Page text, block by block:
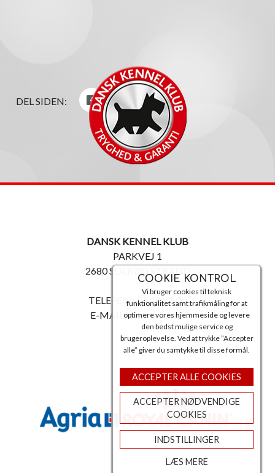
COOKIE KONTROL
Vi bruger cookies til teknisk
funktionalitet samt trafikmåling for at
optimere vores hjemmeside og levere
den bedst mulige service og
brugeroplevelse. Ved at trykke ”Accepter
alle” giver du samtykke til disse formål.
ACCEPTER ALLE COOKIES
ACCEPTER NØDVENDIGE
COOKIES
INDSTILLINGER
LÆS MERE
DEL SIDEN:
DANSK KENNEL KLUB
PARKVEJ 1
2680 SOLRØD STRAND
TELEFON: 56 18 81 00
E-MAIL:post@dkk.dk